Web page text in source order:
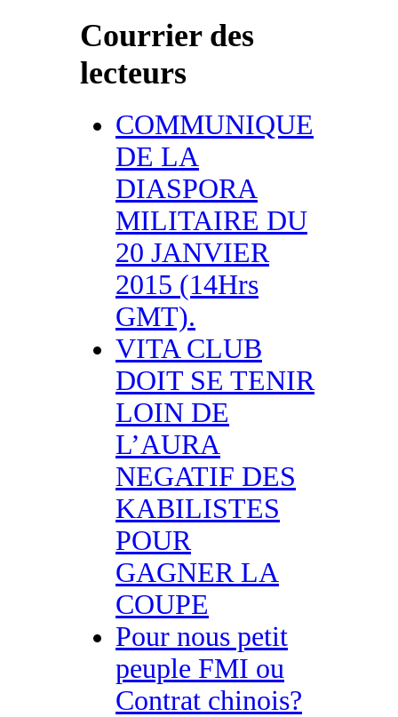
Courrier des
lecteurs
COMMUNIQUE
DE LA
DIASPORA
MILITAIRE DU
20 JANVIER
2015 (14Hrs
GMT).
VITA CLUB
DOIT SE TENIR
LOIN DE
L’AURA
NEGATIF DES
KABILISTES
POUR
GAGNER LA
COUPE
Pour nous petit
peuple FMI ou
Contrat chinois?